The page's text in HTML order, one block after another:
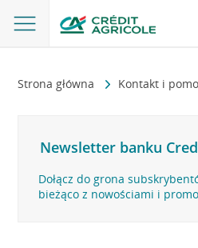
Strona główna Kontakt i
Newsletter banku
Dołącz do grona
bieżąco z nowościami i